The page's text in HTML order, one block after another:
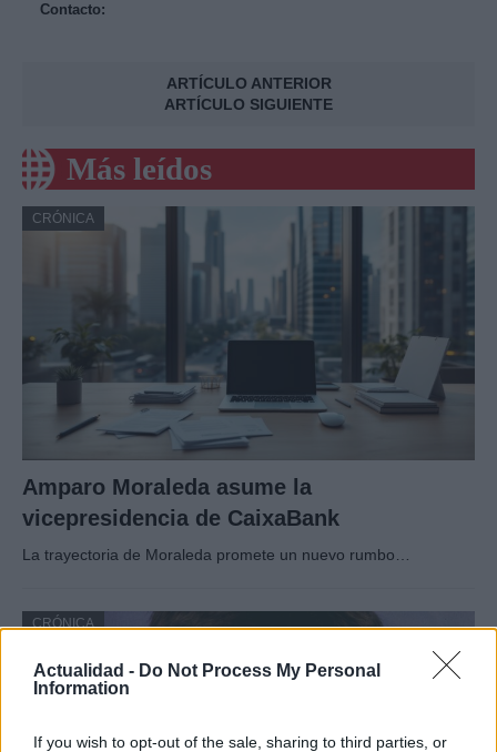
Actualidad - Do Not Process My Personal
Information
If you wish to opt-out of the sale, sharing to third parties, or
Contacto:
ARTÍCULO ANTERIOR
ARTÍCULO SIGUIENTE
Más leídos
CRÓNICA
Amparo Moraleda asume la
vicepresidencia de CaixaBank
La trayectoria de Moraleda promete un nuevo rumbo…
CRÓNICA